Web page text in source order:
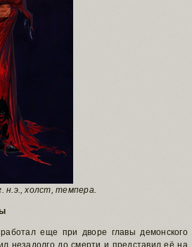
н.э., холст, темпера.
еще при дворе главы демонского
незадолго до смерти и представил её на